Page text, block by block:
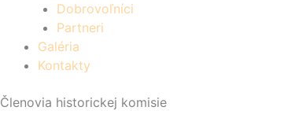
Dobrovoľníci
Partneri
Galéria
Kontakty
Členovia historickej komisie